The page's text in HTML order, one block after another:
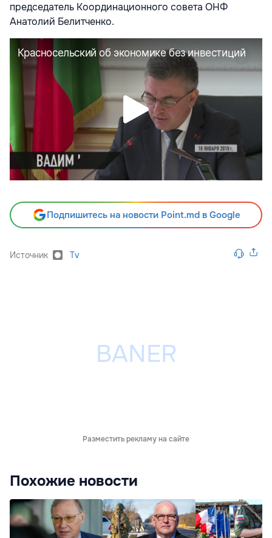
председатель Координационного совета ОНФ
Анатолий Белитченко.
Подпишитесь на новости Point.md в Google
Источник Tv
Разместить рекламу на сайте
Похожие новости